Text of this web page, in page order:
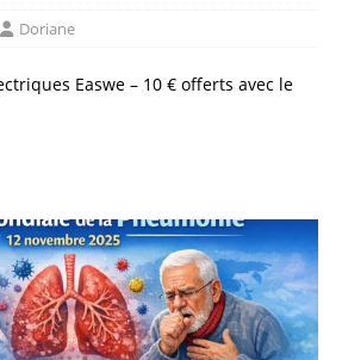
Doriane
Easwe – 10 € offerts avec le